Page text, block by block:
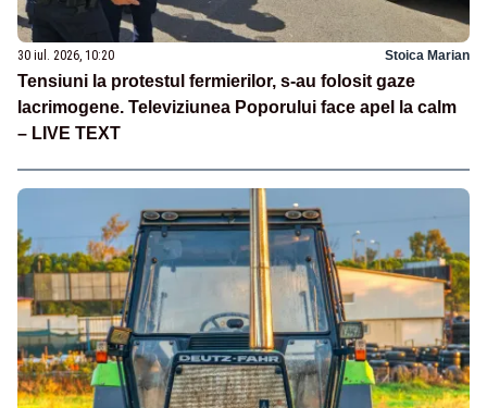
30 iul. 2026, 10:20 Stoica Marian
Tensiuni la protestul fermierilor, s-au folosit gaze
lacrimogene. Televiziunea Poporului face apel la calm
– LIVE TEXT